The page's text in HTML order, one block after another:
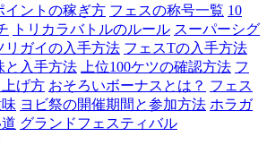
イントの稼ぎ方 フェスの称号一覧 10
トリカラバトルのルール スーパーシグ
リガイの入手方法 フェスTの入手方法
と入手方法 上位100ケツの確認方法 フ
げ方 おそろいボーナスとは？ フェス
ヨビ祭の開催期間と参加方法 ホラガ
グランドフェスティバル